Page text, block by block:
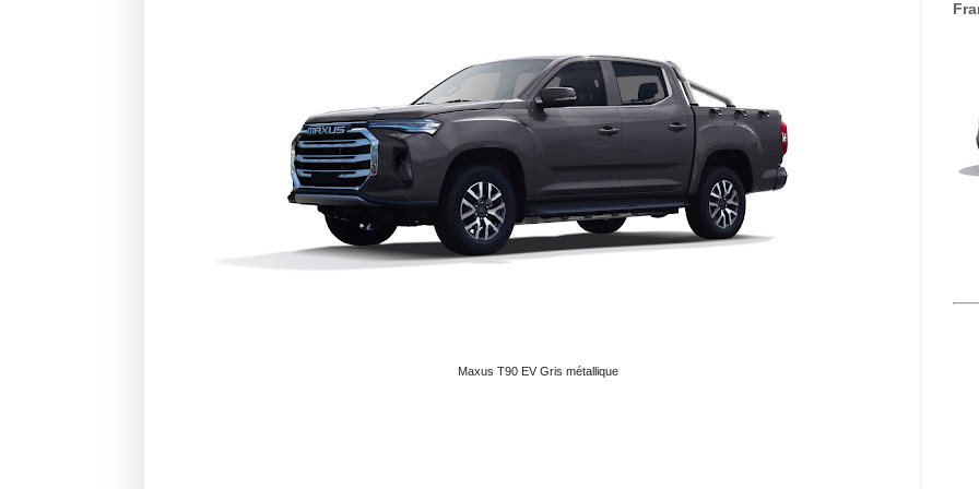
Maxus T90 EV Gris métallique